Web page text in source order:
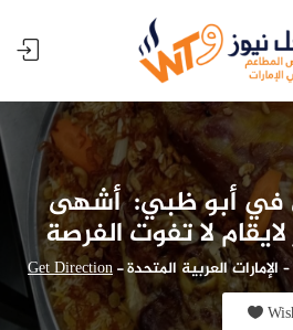
في أبو ظبي: أشهى
لا تفوت الفرصة
العربية المتحدة-
Get Direction